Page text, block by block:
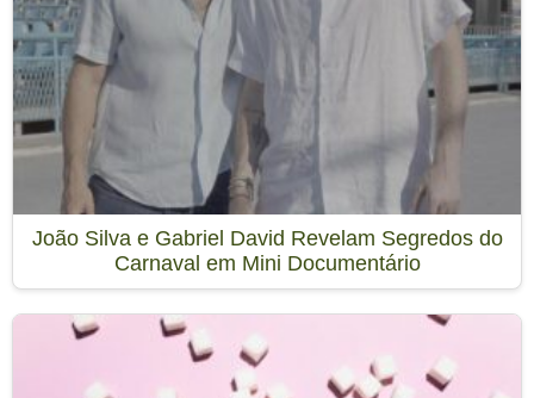
João Silva e Gabriel David Revelam Segredos do
Carnaval em Mini Documentário